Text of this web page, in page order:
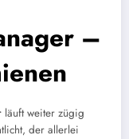
–
läuft weiter zügig
der allerlei